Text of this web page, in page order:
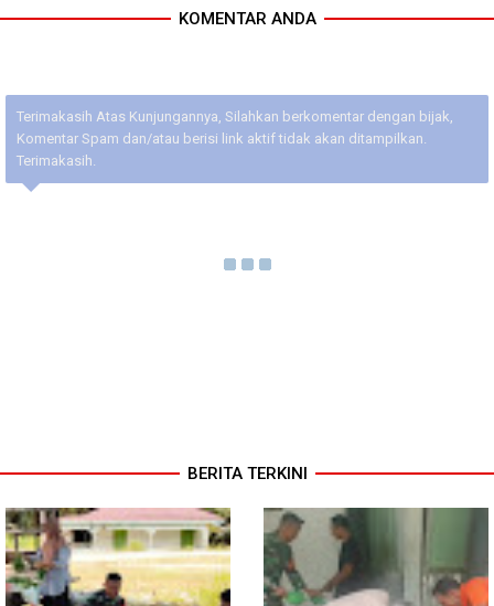
KOMENTAR ANDA
Terimakasih Atas Kunjungannya, Silahkan berkomentar dengan bijak,
Komentar Spam dan/atau berisi link aktif tidak akan ditampilkan.
Terimakasih.
BERITA TERKINI